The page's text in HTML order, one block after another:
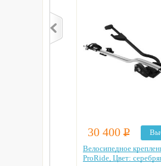
30 400 Р
Велосипедное
ProRide, Цвет: